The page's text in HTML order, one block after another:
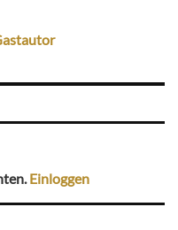
Einloggen